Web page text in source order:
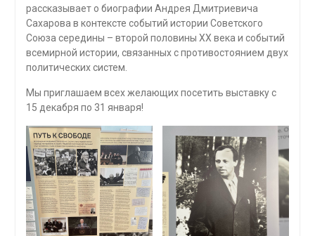
рассказывает о биографии Андрея Дмитриевича
Сахарова в контексте событий истории Советского
Союза середины – второй половины ХХ века и событий
всемирной истории, связанных с противостоянием двух
политических систем.
Мы приглашаем всех желающих посетить выставку с
15 декабря по 31 января!